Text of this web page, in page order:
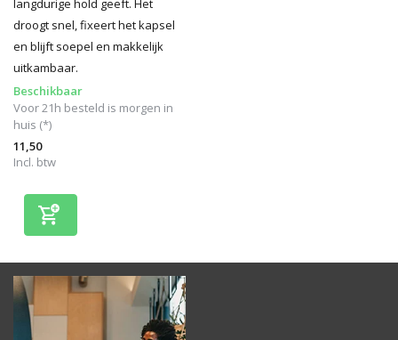
langdurige hold geeft. Het
droogt snel, fixeert het kapsel
en blijft soepel en makkelijk
uitkambaar.
Beschikbaar
Voor 21h besteld is morgen in
huis (*)
11,50
Incl. btw